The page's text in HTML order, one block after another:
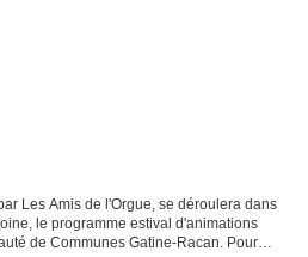
Les Amis de l'Orgue, se déroulera dans
le programme estival d'animations
de Communes Gatine-Racan. Pour